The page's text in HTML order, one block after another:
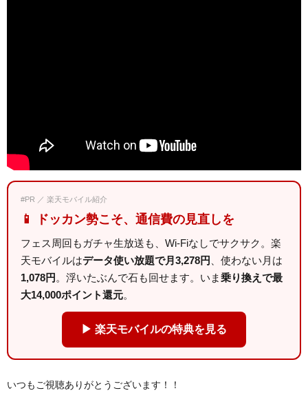
#PR ／ 楽天モバイル紹介
📱 ドッカン勢こそ、通信費の見直しを
フェス周回もガチャ生放送も、Wi-Fiなしでサクサク。楽
天モバイルはデータ使い放題で月3,278円
、使わない月は
1,078円 。浮いたぶんで石も回せます。いま乗り換えで最
大14,000ポイント還元。
▶ 楽天モバイルの特典を見る
いつもご視聴ありがとうございます！！